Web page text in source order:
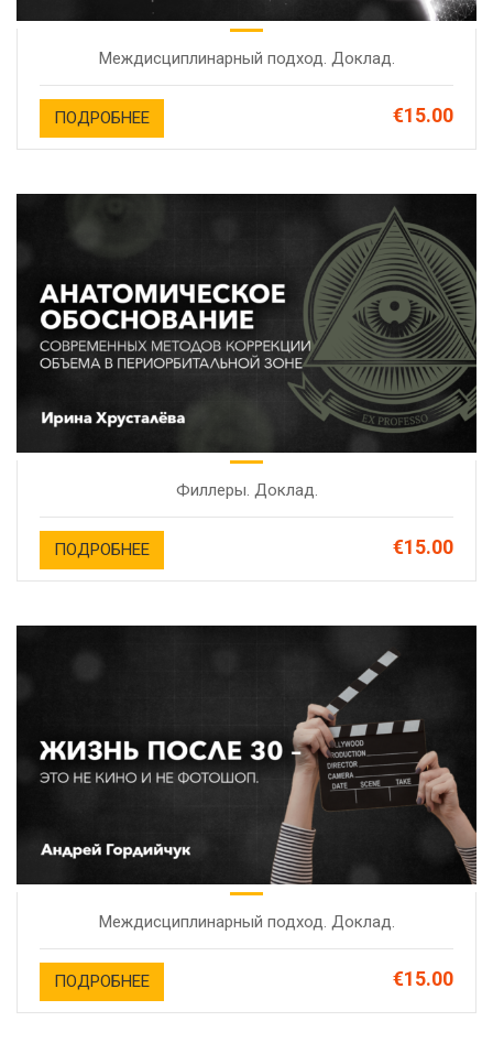
Междисциплинарный подход. Доклад.
ПОДРОБНЕЕ €15.00
Филлеры. Доклад.
ПОДРОБНЕЕ €15.00
Междисциплинарный подход. Доклад.
ПОДРОБНЕЕ €15.00